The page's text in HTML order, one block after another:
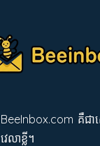
BeeInbox.com គឺជា
វេលាខ្លី។